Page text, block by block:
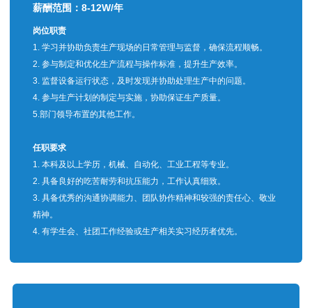
薪酬范围：8-12W/年
岗位职责
1. 学习并协助负责生产现场的日常管理与监督，确保流程顺畅。
2. 参与制定和优化生产流程与操作标准，提升生产效率。
3. 监督设备运行状态，及时发现并协助处理生产中的问题。
4. 参与生产计划的制定与实施，协助保证生产质量。
5.部门领导布置的其他工作。
任职要求
1. 本科及以上学历，机械、自动化、工业工程等专业。
2. 具备良好的吃苦耐劳和抗压能力，工作认真细致。
3. 具备优秀的沟通协调能力、团队协作精神和较强的责任心、敬业
精神。
4. 有学生会、社团工作经验或生产相关实习经历者优先。